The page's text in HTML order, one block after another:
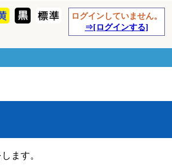
ログインしていません。
⇒[ログインする]
ます。